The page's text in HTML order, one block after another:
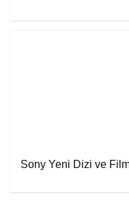
Sony Yeni Dizi ve